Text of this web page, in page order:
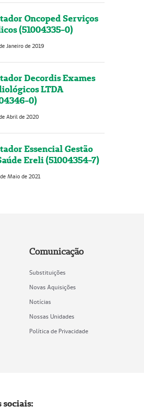
Oncoped Serviços
(51004335-0)
Janeiro de 2019
Decordis Exames
LTDA
0)
Abril de 2020
Essencial Gestão
Ereli (51004354-7)
Maio de 2021
Comunicação
Substituições
Novas Aquisições
Notícias
Nossas Unidades
Política de Privacidade
sociais: